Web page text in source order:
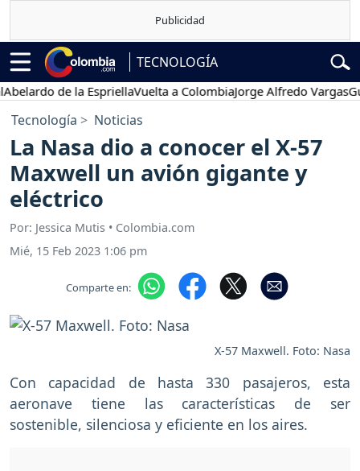
TECNOLOGÍA
de la EspriellaVuelta a ColombiaJorge Alfredo Vargas
Tecnología Noticias
La Nasa dio a conocer el X-57
Maxwell un avión gigante y
eléctrico
Por: Jessica Mutis • Colombia.com
Mié, 15 Feb 2023 1:06 pm
Comparte en:
X-57 Maxwell. Foto: Nasa
Con capacidad de hasta 330 pasajeros, esta
aeronave tiene las características de ser
sostenible, silenciosa y eficiente en los aires.